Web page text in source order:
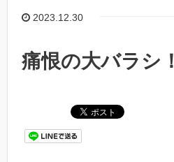
2023.12.30
痛恨の大バラシ！